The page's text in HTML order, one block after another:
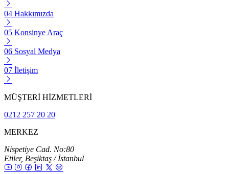
Hakkımızda
Konsinye Araç
Sosyal Medya
İletişim
MÜŞTERİ HİZMETLERİ
0212 257 20 20
MERKEZ
Nispetiye Cad. No:80
Etiler, Beşiktaş / İstanbul